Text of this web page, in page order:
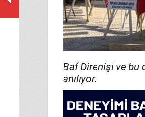
Baf Direnişi ve bu
anılıyor.